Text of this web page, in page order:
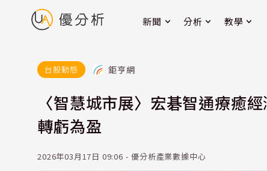
新聞 分析 教學
台股動態 鉅亨網
〈智慧城市展〉宏碁智通療癒
轉虧為盈
2026年03月17日 09:06 - 優分析產業數據中心